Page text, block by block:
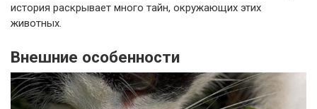
история раскрывает много тайн, окружающих этих
животных.
Внешние особенности